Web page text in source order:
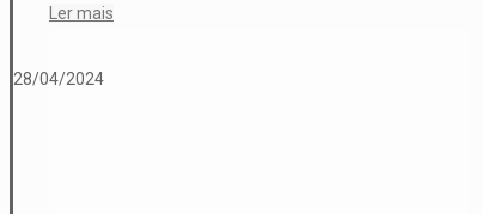
Ler mais
28/04/2024